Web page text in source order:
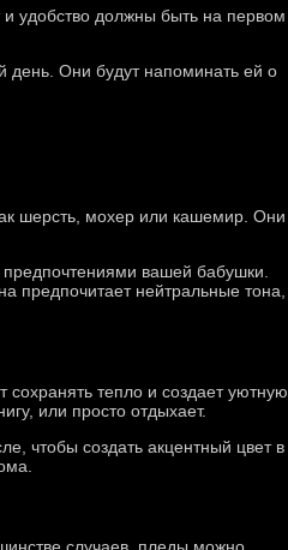
удобство должны быть на первом
день. Они будут напоминать ей о
шерсть, мохер или кашемир. Они
вашей бабушки.
предпочитает нейтральные тона,
тепло и создает уютную
или просто отдыхает.
чтобы создать акцентный цвет в